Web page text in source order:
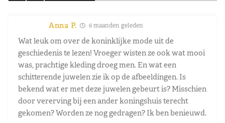
Anna P. 6 maanden geleden
Wat leuk om over de koninklijke mode uit de
geschiedenis te lezen! Vroeger wisten ze ook wat mooi
was, prachtige kleding droeg men. En wat een
schitterende juwelen zie ik op de afbeeldingen. Is
bekend wat er met deze juwelen gebeurt is? Misschien
door vererving bij een ander koningshuis terecht
gekomen? Worden ze nog gedragen? Ik ben benieuwd.